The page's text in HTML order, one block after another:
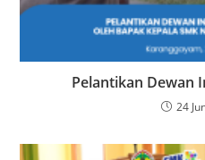
Pelantikan Dewan
24